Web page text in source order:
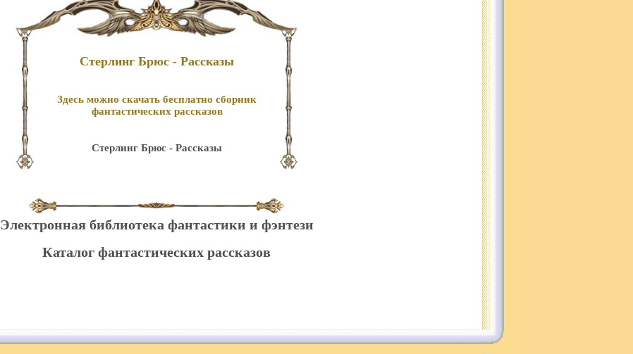
Стерлинг Брюс - Рассказы
Здесь можно скачать бесплатно сборник
фантастических рассказов
Стерлинг Брюс - Рассказы
Электронная библиотека фантастики и фэнтези
Каталог фантастических рассказов